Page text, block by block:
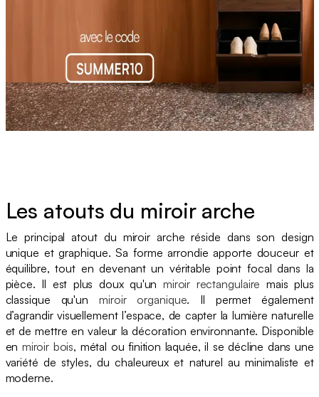
Les atouts du miroir arche
Le principal atout du miroir arche réside dans son design
unique et graphique. Sa forme arrondie apporte douceur et
équilibre, tout en devenant un véritable point focal dans la
pièce. Il est plus doux qu'un miroir rectangulaire mais plus
classique qu'un miroir organique. Il permet également
d’agrandir visuellement l’espace, de capter la lumière naturelle
et de mettre en valeur la décoration environnante. Disponible
en miroir bois, métal ou finition laquée, il se décline dans une
variété de styles, du chaleureux et naturel au minimaliste et
moderne.